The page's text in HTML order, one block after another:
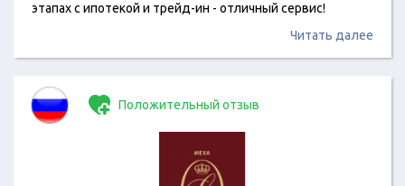
этапах с ипотекой и трейд-ин - отличный сервис!
Читать далее
Положительный отзыв